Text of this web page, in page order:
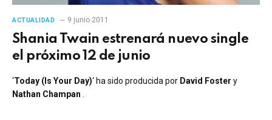
ACTUALIDAD 9 junio 2011
Shania Twain estrenará nuevo single
el próximo 12 de junio
‘Today (Is Your Day)‘ ha sido producida por David Foster y
Nathan Champan